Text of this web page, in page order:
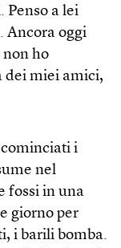
Penso a lei
Ancora oggi
non ho
dei miei amici,
cominciati i
nel
fossi in una
giorno per
i barili bomba.